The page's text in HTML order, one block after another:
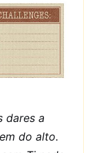
dares a
do alto.